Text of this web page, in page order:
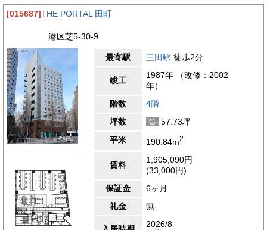
[015687]THE PORTAL 田町
港区芝5-30-9
最寄駅 三田駅 徒歩2分
竣工
1987年 （改修：2002
年）
階数
4階
坪数
G
57.73坪
平米
190.84m2
賃料
1,905,090円
(33,000円)
保証金
6ヶ月
礼金
無
2026/8